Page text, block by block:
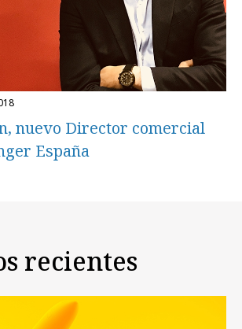
nuevo Director comercial
España
recientes